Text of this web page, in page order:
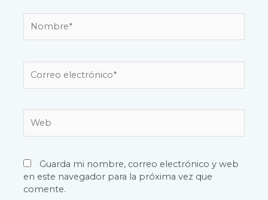
electrónico*
Guarda mi nombre, correo electrónico y web
en este navegador para la próxima vez que
comente.